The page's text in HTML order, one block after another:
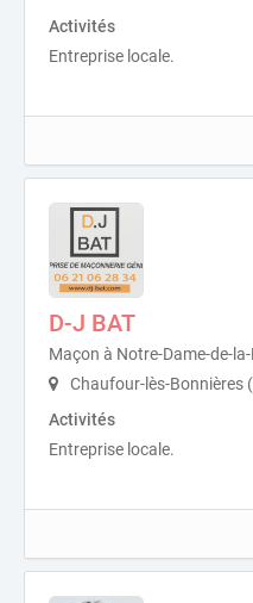
Activités
Entreprise locale.
D-J BAT
Maçon à Notre-Dame-de-
Chaufour-lès-Bonnières
Activités
Entreprise locale.